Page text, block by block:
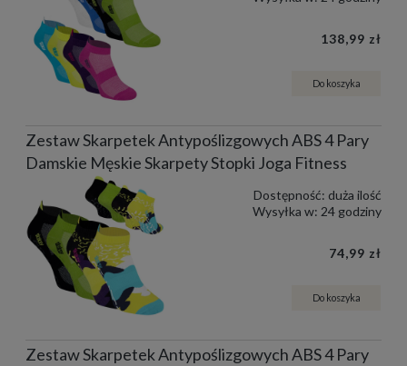
138,99 zł
Do koszyka
Zestaw Skarpetek Antypoślizgowych ABS 4 Pary
Damskie Męskie Skarpety Stopki Joga Fitness
Dostępność: duża ilość
Wysyłka w: 24 godziny
74,99 zł
Do koszyka
Zestaw Skarpetek Antypoślizgowych ABS 4 Pary